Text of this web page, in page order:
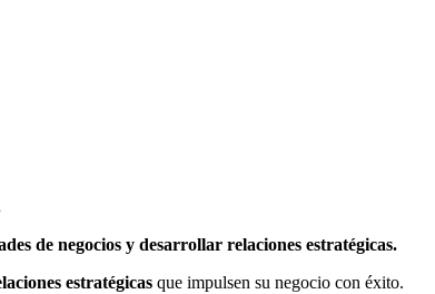
de negocios y desarrollar relaciones estratégicas.
estratégicas que impulsen su negocio con éxito.